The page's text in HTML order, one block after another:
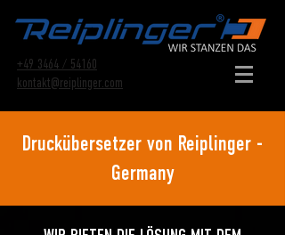
+49 3464 / 54160
kontakt@reiplinger.com
Druckübersetzer von Reiplinger -
Germany